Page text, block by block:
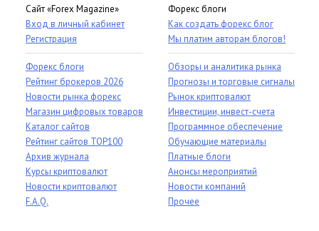
Сайт «Forex Magazine»
Вход в личный кабинет
Регистрация
Форекс блоги
Рейтинг брокеров 2026
Новости рынка форекс
Магазин цифровых товаров
Каталог сайтов
Рейтинг сайтов TOP100
Архив журнала
Курсы криптовалют
Новости криптовалют
F.A.Q.
Форекс блоги
Как создать форекс блог
Мы платим авторам блогов!
Обзоры и аналитика рынка
Прогнозы и торговые сигналы
Рынок криптовалют
Инвестиции, инвест-счета
Программное обеспечение
Обучающие материалы
Платные блоги
Анонсы мероприятий
Новости компаний
Прочее